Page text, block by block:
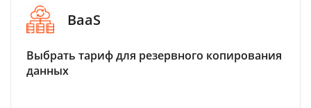
BaaS
Выбрать тариф для резервного копирования
данных